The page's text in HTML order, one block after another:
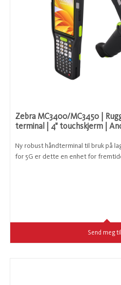
Zebra MC3400/MC3450 |
terminal | 4" touchskjerm |
Ny robust håndterminal til bruk på
for 5G er dette en enhet for
Send meg